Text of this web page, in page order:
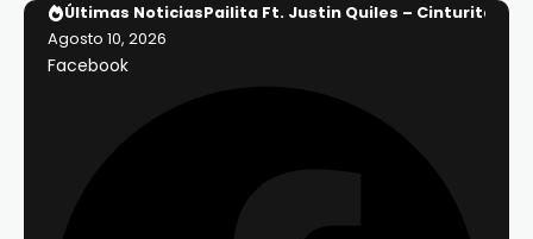
Últimas NoticiasPailita Ft. Justin Quiles – Cinturita
Agosto 10, 2026
Facebook